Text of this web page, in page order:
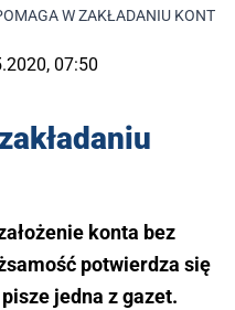
W ZAKŁADANIU KONT
07:50
konta bez
potwierdza się
jedna z gazet.